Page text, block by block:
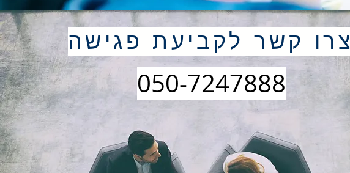
צרו קשר לקביעת פגישה
050-7247888